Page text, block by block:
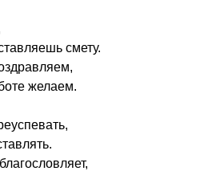
смету.
желаем.